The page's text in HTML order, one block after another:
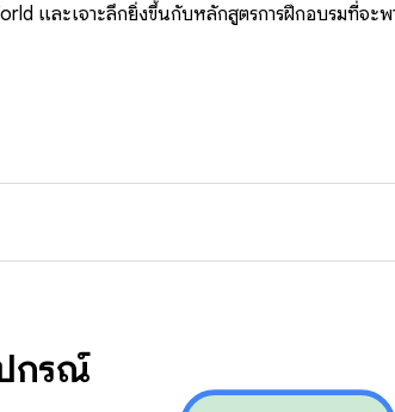
และเจาะลึกยิ่งขึ้นกับหลักสูตรการฝึกอบรมที่จ
กรณ์